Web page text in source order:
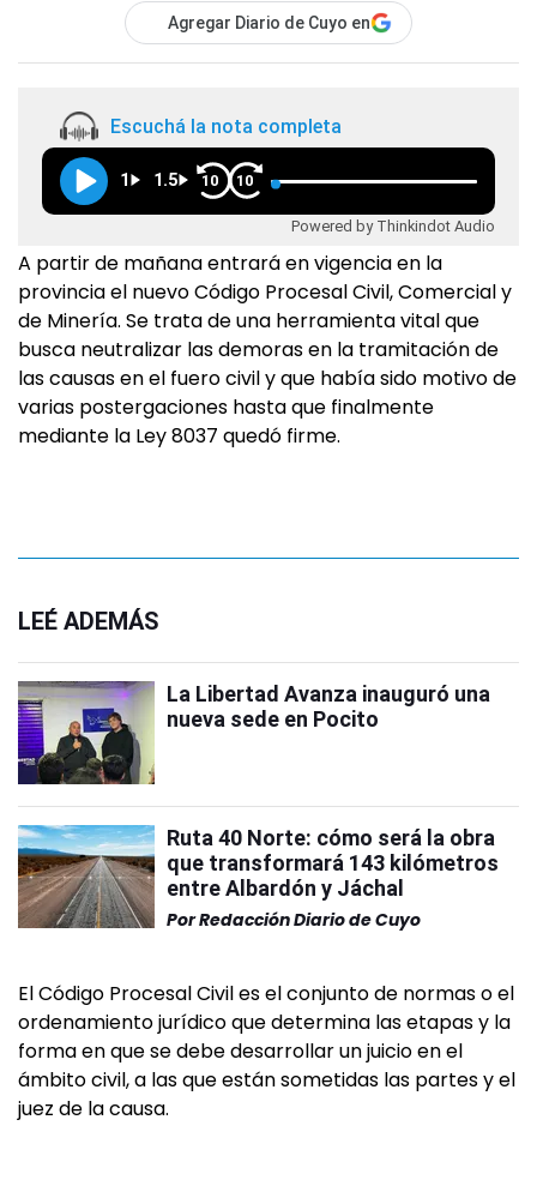
Agregar Diario de Cuyo en
Escuchá la nota completa
1 1.5 10 10
Powered by Thinkindot Audio
A partir de mañana entrará en vigencia en la
provincia el nuevo Código Procesal Civil, Comercial y
de Minería. Se trata de una herramienta vital que
busca neutralizar las demoras en la tramitación de
las causas en el fuero civil y que había sido motivo de
varias postergaciones hasta que finalmente
mediante la Ley 8037 quedó firme.
LEÉ ADEMÁS
La Libertad Avanza inauguró una
nueva sede en Pocito
Ruta 40 Norte: cómo será la obra
que transformará 143 kilómetros
entre Albardón y Jáchal
PorRedacción Diario de Cuyo
El Código Procesal Civil es el conjunto de normas o el
ordenamiento jurídico que determina las etapas y la
forma en que se debe desarrollar un juicio en el
ámbito civil, a las que están sometidas las partes y el
juez de la causa.